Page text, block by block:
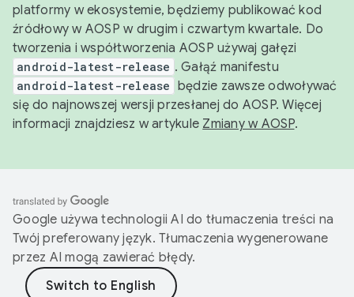
platformy w ekosystemie, będziemy publikować kod
źródłowy w AOSP w drugim i czwartym kwartale. Do
tworzenia i współtworzenia AOSP używaj gałęzi
android-latest-release . Gałąź manifestu
android-latest-release będzie zawsze odwoływać
się do najnowszej wersji przesłanej do AOSP. Więcej
informacji znajdziesz w artykule Zmiany w AOSP.
Google używa technologii AI do tłumaczenia treści na
Twój preferowany język. Tłumaczenia wygenerowane
przez AI mogą zawierać błędy.